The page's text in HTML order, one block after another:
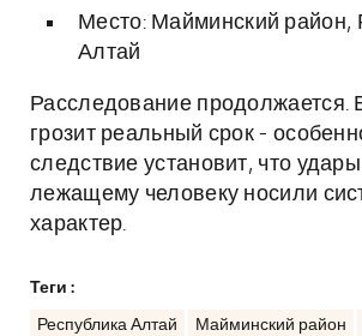
Место: Майминский район,
Алтай
Расследование продолжается.
грозит реальный срок -
следствие установит, что
лежащему человеку носили
характер.
Теги :
Республика Алтай Майминский район